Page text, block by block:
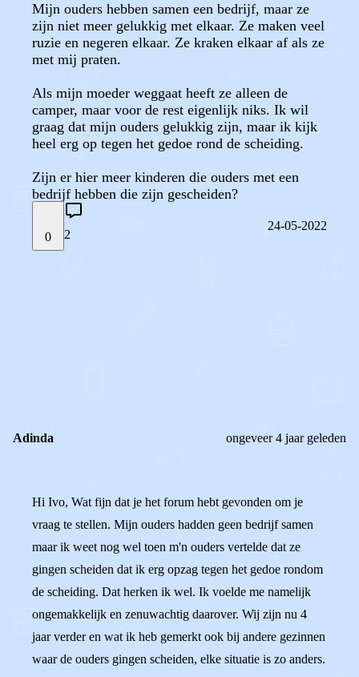
Mijn ouders hebben samen een bedrijf, maar ze
zijn niet meer gelukkig met elkaar. Ze maken veel
ruzie en negeren elkaar. Ze kraken elkaar af als ze
met mij praten.
Als mijn moeder weggaat heeft ze alleen de
camper, maar voor de rest eigenlijk niks. Ik wil
graag dat mijn ouders gelukkig zijn, maar ik kijk
heel erg op tegen het gedoe rond de scheiding.
Zijn er hier meer kinderen die ouders met een
bedrijf hebben die zijn gescheiden?
0 2
24-05-2022
Adinda ongeveer 4 jaar geleden
Hi Ivo, Wat fijn dat je het forum hebt gevonden om je
vraag te stellen. Mijn ouders hadden geen bedrijf samen
maar ik weet nog wel toen m'n ouders vertelde dat ze
gingen scheiden dat ik erg opzag tegen het gedoe rondom
de scheiding. Dat herken ik wel. Ik voelde me namelijk
ongemakkelijk en zenuwachtig daarover. Wij zijn nu 4
jaar verder en wat ik heb gemerkt ook bij andere gezinnen
waar de ouders gingen scheiden, elke situatie is zo anders.